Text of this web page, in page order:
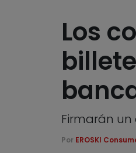
Los
Firmarán
Por EROSKI